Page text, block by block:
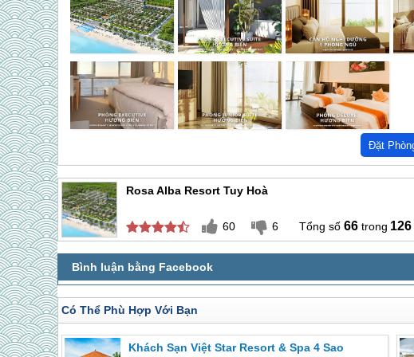
Rosa Alba Resort Tuy Hoà
60 6 66 126
Có Thể Phù Hợp Với Bạn
Khách Sạn Việt Star Resort & Spa 4 Sao